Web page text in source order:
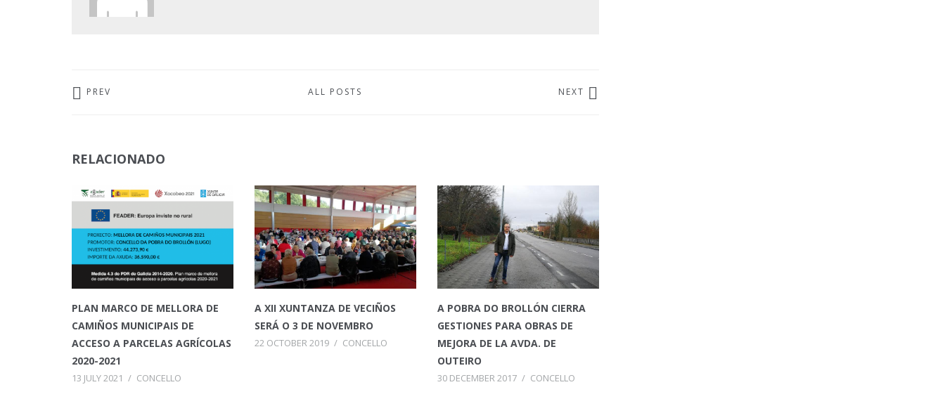
PREV ALL POSTS NEXT
RELACIONADO
PLAN MARCO DE MELLORA DE
CAMIÑOS MUNICIPAIS DE
ACCESO A PARCELAS AGRÍCOLAS
2020-2021
13 JULY 2021 / CONCELLO
A XII XUNTANZA DE VECIÑOS
SERÁ O 3 DE NOVEMBRO
22 OCTOBER 2019 / CONCELLO
A POBRA DO BROLLÓN CIERRA
GESTIONES PARA OBRAS DE
MEJORA DE LA AVDA. DE
OUTEIRO
30 DECEMBER 2017 / CONCELLO